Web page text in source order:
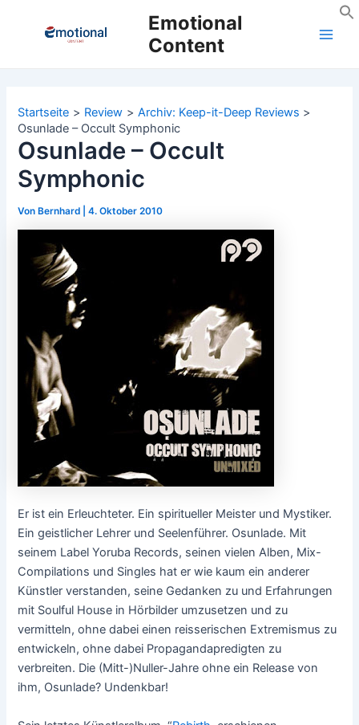
Emotional
Content
Startseite Review
Archiv: Keep-it-Deep Reviews
Osunlade – Occult Symphonic
Osunlade – Occult
Symphonic
Von Bernhard |4. Oktober 2010
Er ist ein Erleuchteter. Ein spiritueller Meister und Mystiker.
Ein geistlicher Lehrer und Seelenführer. Osunlade. Mit
seinem Label Yoruba Records, seinen vielen Alben, Mix-
Compilations und Singles hat er wie kaum ein anderer
Künstler verstanden, seine Gedanken zu und Erfahrungen
mit Soulful House in Hörbilder umzusetzen und zu
vermitteln, ohne dabei einen reisserischen Extremismus zu
entwickeln, ohne dabei Propagandapredigten zu
verbreiten. Die (Mitt-)Nuller-Jahre ohne ein Release von
ihm, Osunlade? Undenkbar!